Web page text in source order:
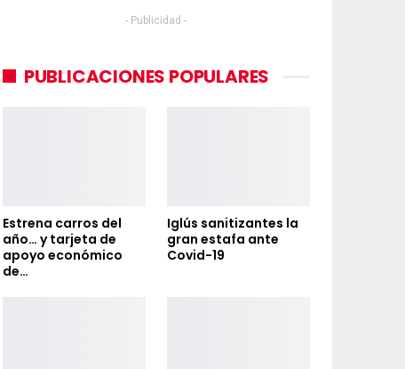
- Publicidad -
PUBLICACIONES POPULARES
Estrena carros del
año… y tarjeta de
apoyo económico
de…
Iglús sanitizantes la
gran estafa ante
Covid-19